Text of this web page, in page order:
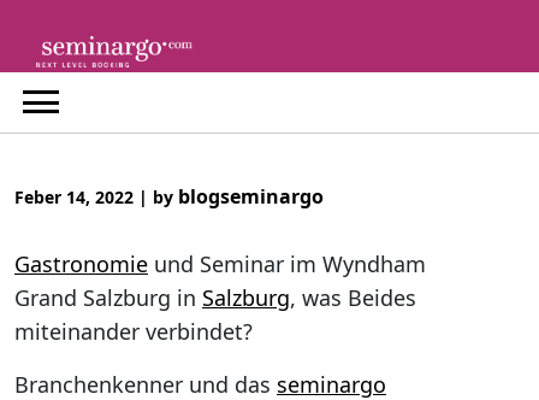
content
Feber 14, 2022 | by blogseminargo
Gastronomie und Seminar im Wyndham
Grand Salzburg in Salzburg, was Beides
miteinander verbindet?
Branchenkenner und das seminargo